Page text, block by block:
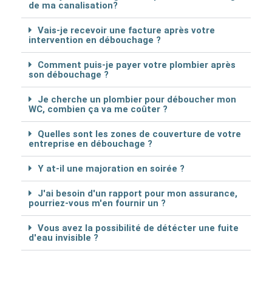
de ma canalisation?
Vais-je recevoir une facture après votre
intervention en débouchage ?
Comment puis-je payer votre plombier après
son débouchage ?
Je cherche un plombier pour déboucher mon
WC, combien ça va me coûter ?
Quelles sont les zones de couverture de votre
entreprise en débouchage ?
Y at-il une majoration en soirée ?
J'ai besoin d'un rapport pour mon assurance,
pourriez-vous m'en fournir un ?
Vous avez la possibilité de détécter une fuite
d'eau invisible ?